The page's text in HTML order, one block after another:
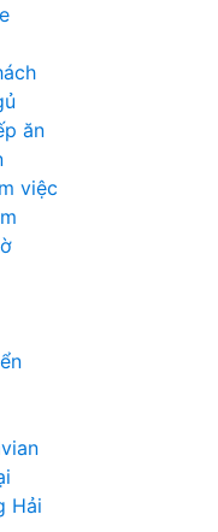
ăn
việc
Hải